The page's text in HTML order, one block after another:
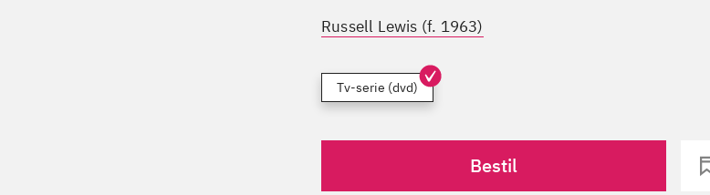
Russell Lewis (f. 1963)
Tv-serie (dvd)
Bestil